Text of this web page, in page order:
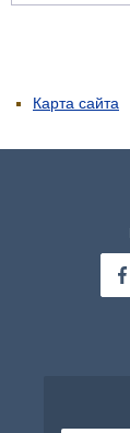
Карта сайта